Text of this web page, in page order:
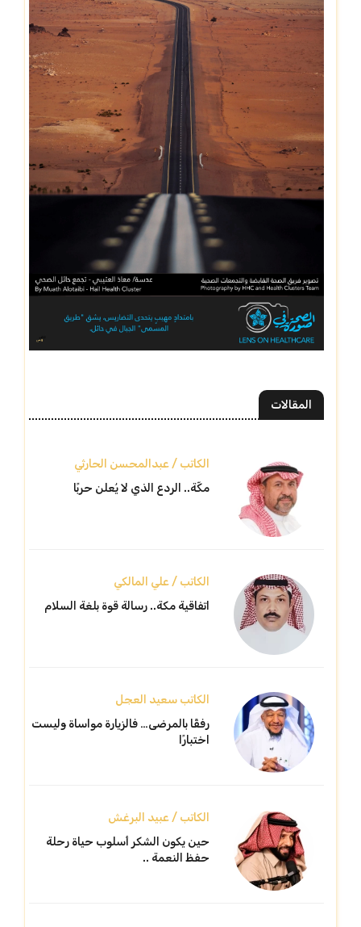
المقالات
الكاتب / عبدالمحسن الحارثي
مكّة.. الردع الذي لا يُعلن حربًا
الكاتب / علي المالكي
اتفاقية مكة.. رسالة قوة بلغة السلام
الكاتب سعيد العجل
رفقًا بالمرضى… فالزيارة مواساة وليست
اختبارًا
الكاتب / عبيد البرغش
حين يكون الشكر أسلوب حياة رحلة
حفظ النعمة ..